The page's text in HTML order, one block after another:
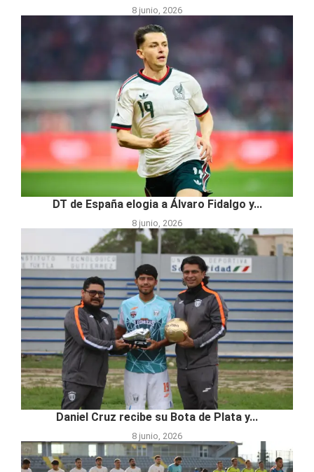
8 junio, 2026
DT de España elogia a Álvaro Fidalgo y...
8 junio, 2026
Daniel Cruz recibe su Bota de Plata y...
8 junio, 2026